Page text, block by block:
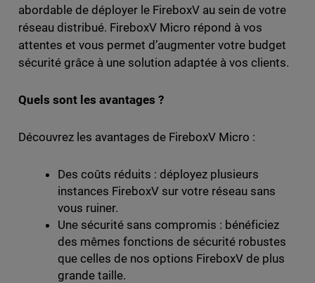
abordable de déployer le FireboxV au sein de votre
réseau distribué. FireboxV Micro répond à vos
attentes et vous permet d’augmenter votre budget
sécurité grâce à une solution adaptée à vos clients.
Quels sont les avantages ?
Découvrez les avantages de FireboxV Micro :
Des coûts réduits : déployez plusieurs
instances FireboxV sur votre réseau sans
vous ruiner.
Une sécurité sans compromis : bénéficiez
des mêmes fonctions de sécurité robustes
que celles de nos options FireboxV de plus
grande taille.